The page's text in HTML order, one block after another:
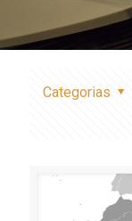
Categorias
: Trying